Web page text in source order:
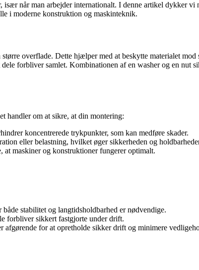
især når man arbejder internationalt. I denne artikel dykker
i moderne konstruktion og maskinteknik.
overflade. Dette hjælper med at beskytte materialet
forbliver samlet. Kombinationen af en washer og en nut
handler om at sikre, at din montering:
koncentrerede trykpunkter, som kan medføre skader.
eller belastning, hvilket øger sikkerheden og
maskiner og konstruktioner fungerer optimalt.
stabilitet og langtidsholdbarhed er nødvendige.
forbliver sikkert fastgjorte under drift.
for at opretholde sikker drift og minimere